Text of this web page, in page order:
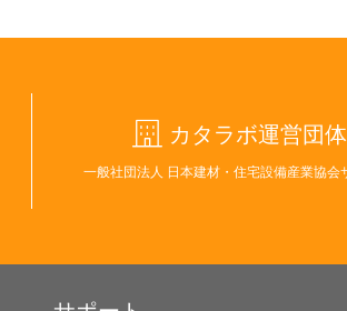
カタラボ運営団体
一般社団法人 日本建材・住宅設備産業協会